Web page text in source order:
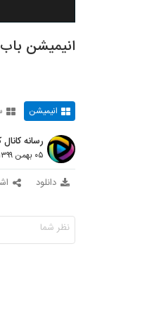
انیمیشن‌ باب
انیمیشن
رسانه
۰۵ بهمن ۱۳۹۹
دانلود